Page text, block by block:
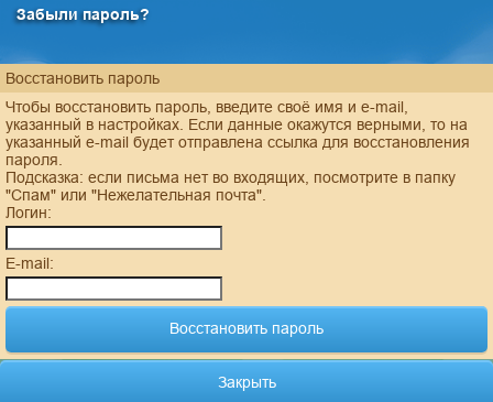
Забыли пароль?
Восстановить пароль
Чтобы восстановить пароль, введите своё имя и e-mail,
указанный в настройках. Если данные окажутся верными, то на
указанный e-mail будет отправлена ссылка для восстановления
пароля.
Подсказка: если письма нет во входящих, посмотрите в папку
"Спам" или "Нежелательная почта".
Логин:
E-mail:
Закрыть